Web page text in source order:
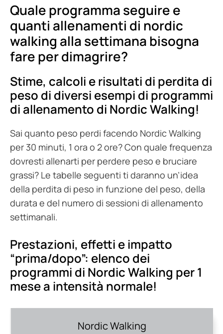
Quale programma seguire e
quanti allenamenti di nordic
walking alla settimana bisogna
fare per dimagrire?
Stime, calcoli e risultati di perdita di
peso di diversi esempi di programmi
di allenamento di Nordic Walking!
Sai quanto peso perdi facendo Nordic Walking
per 30 minuti, 1 ora o 2 ore? Con quale frequenza
dovresti allenarti per perdere peso e bruciare
grassi? Le tabelle seguenti ti daranno un’idea
della perdita di peso in funzione del peso, della
durata e del numero di sessioni di allenamento
settimanali.
Prestazioni, effetti e impatto
“prima/dopo”: elenco dei
programmi di Nordic Walking per 1
mese a intensità normale!
Nordic Walking